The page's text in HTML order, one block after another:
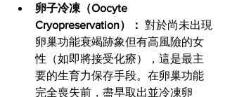
卵子冷凍（Oocyte
Cryopreservation）： 對於尚未出現
卵巢功能衰竭跡象但有高風險的女
性（如即將接受化療），這是最主
要的生育力保存手段。在卵巢功能
完全喪失前，盡早取出並冷凍卵